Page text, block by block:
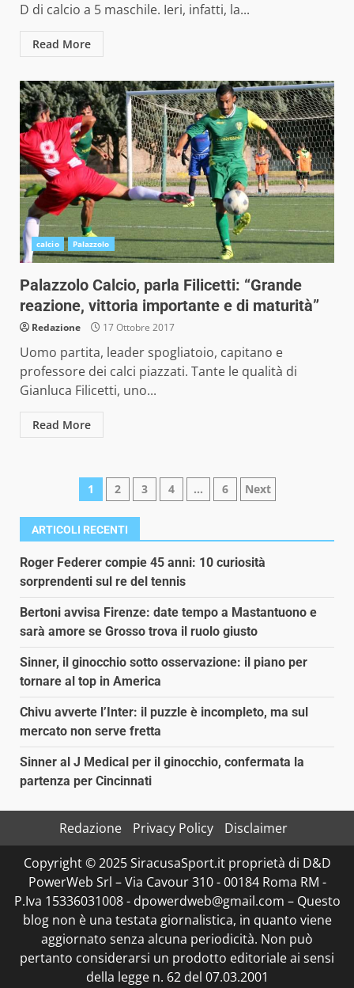
D di calcio a 5 maschile. Ieri, infatti, la...
Read More
calcio Palazzolo
Palazzolo Calcio, parla Filicetti: “Grande
reazione, vittoria importante e di maturità”
Redazione 17 Ottobre 2017
Uomo partita, leader spogliatoio, capitano e
professore dei calci piazzati. Tante le qualità di
Gianluca Filicetti, uno...
Read More
Paginazione
degli
articoli
1 2 3 4 … 6 Next
ARTICOLI RECENTI
Roger Federer compie 45 anni: 10 curiosità
sorprendenti sul re del tennis
Bertoni avvisa Firenze: date tempo a Mastantuono e
sarà amore se Grosso trova il ruolo giusto
Sinner, il ginocchio sotto osservazione: il piano per
tornare al top in America
Chivu avverte l’Inter: il puzzle è incompleto, ma sul
mercato non serve fretta
Sinner al J Medical per il ginocchio, confermata la
partenza per Cincinnati
Redazione Privacy Policy
Disclaimer
Copyright © 2025 SiracusaSport.it proprietà di D&D
PowerWeb Srl – Via Cavour 310 - 00184 Roma RM -
P.Iva 15336031008 - dpowerdweb@gmail.com – Questo
blog non è una testata giornalistica, in quanto viene
aggiornato senza alcuna periodicità. Non può
pertanto considerarsi un prodotto editoriale ai sensi
della legge n. 62 del 07.03.2001